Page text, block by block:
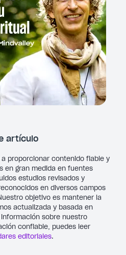
artículo
proporcionar contenido fiable y
en gran medida en fuentes
estudios revisados y
en diversos campos
objetivo es mantener la
actualizada y basada en
sobre nuestro
confiable, puedes leer
editoriales.